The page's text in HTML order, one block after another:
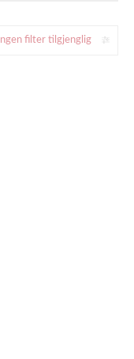
Ingen filter tilgjenglig